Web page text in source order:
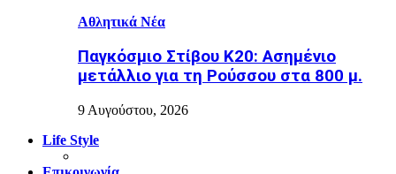
Αθλητικά Νέα
Παγκόσμιο Στίβου Κ20: Ασημένιο
μετάλλιο για τη Ρούσσου στα 800 μ.
9 Αυγούστου, 2026
Life Style